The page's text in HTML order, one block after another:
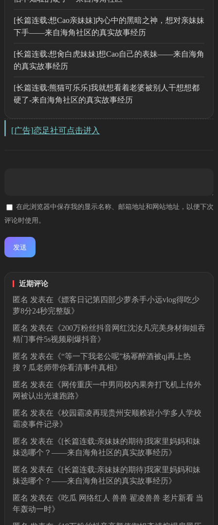
[长篇连载:想Cao亲妹妹]内心中的黑暗之神，想对亲妹妹
下手——来自海角社区的真实故事经历
[长篇连载:想肏白虎妹妹]想Cao自己的表妹——来自海角
的真实故事经历
[长篇连载:熊猫可乐乐]我就想看着老婆被别人干想想都
硬了-来自海角社区的真实故事经历
[广告]恋足社可点击进入
在此浏览器中保存我的显示名称、邮箱地址和网站地址，以便下次
评论时使用。
近期评论
匿名 发表在《嫖客日记第四部少萝杀手小远vlog得吃少
萝8分24秒完整版》
匿名 发表在《200万粉丝抖音网红沈汝凡完美身材御姐吞
精门事件5s视频刷爆抖音》
匿名 发表在《“等一下我老公呢”杨幂醉酒被qj再上热
搜？瓜老师带你看清事件真相》
匿名 发表在《网传重庆一中男同校内果奔打飞机上传外
网被认出光速跑路》
匿名 发表在《校园霸凌再现贵州安顺赖岩小学多人学校
霸凌事件记录》
匿名 发表在《[长篇连载:亲妹妹的期待]我家里妈妈和妹
妹选哪个？——来自海角社区的真实故事经历》
匿名 发表在《[长篇连载:亲妹妹的期待]我家里妈妈和妹
妹选哪个？——来自海角社区的真实故事经历》
匿名 发表在《吃瓜 网络红人 兽兽 翟凌兽兽 老片新看 当
年轰动一时》